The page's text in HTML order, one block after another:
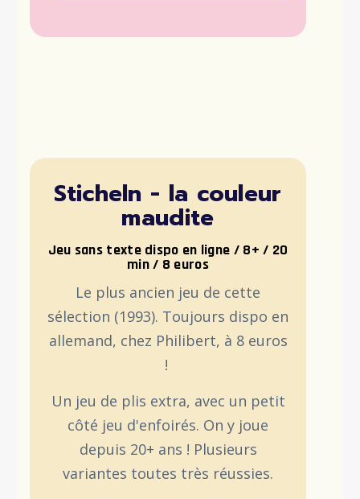
Sticheln - la couleur
maudite
Jeu sans texte dispo en ligne / 8+ / 20
min / 8 euros
Le plus ancien jeu de cette
sélection (1993). Toujours dispo en
allemand, chez Philibert, à 8 euros
!
Un jeu de plis extra, avec un petit
côté jeu d'enfoirés. On y joue
depuis 20+ ans ! Plusieurs
variantes toutes très réussies.